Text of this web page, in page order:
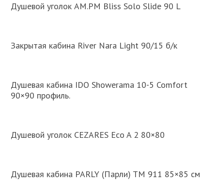
Душевой уголок AM.PM Bliss Solo Slide 90 L
Закрытая кабина River Nara Light 90/15 б/к
Душевая кабина IDO Showerama 10-5 Comfort
90×90 профиль.
Душевой уголок CEZARES Eco A 2 80×80
Душевая кабина PARLY (Парли) TM 911 85×85 см